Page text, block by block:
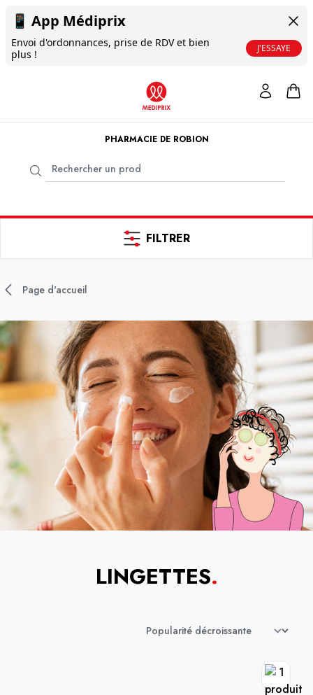
📱 App Médiprix
Envoi d'ordonnances, prise de RDV et bien
plus !
J'ESSAYE
PHARMACIE DE ROBION
FILTRER
Page d'accueil
LINGETTES.